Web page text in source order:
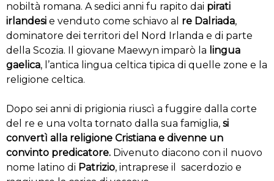
nobiltà romana. A sedici anni fu rapito dai pirati
irlandesi e venduto come schiavo al re Dalriada,
dominatore dei territori del Nord Irlanda e di parte
della Scozia. Il giovane Maewyn imparò la lingua
gaelica, l’antica lingua celtica tipica di quelle zone e la
religione celtica.
Dopo sei anni di prigionia riuscì a fuggire dalla corte
del re e una volta tornato dalla sua famiglia, si
convertì alla religione Cristiana e divenne un
convinto predicatore. Divenuto diacono con il nuovo
nome latino di Patrizio, intraprese il sacerdozio e